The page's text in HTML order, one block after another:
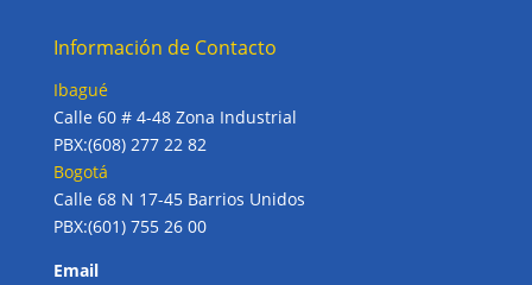
Información de Contacto
Ibagué
Calle 60 # 4-48 Zona Industrial
PBX:(608) 277 22 82
Bogotá
Calle 68 N 17-45 Barrios Unidos
PBX:(601) 755 26 00
Email